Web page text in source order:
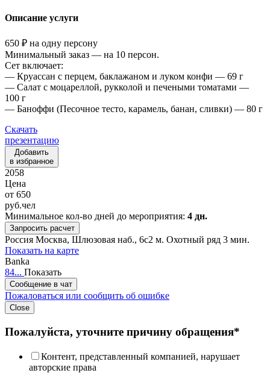
Описание услуги
650 ₽ на одну персону
Минимальный заказ — на 10 персон.
Сет включает:
— Круассан с перцем, баклажаном и луком конфи — 69 г
— Салат с моцареллой, рукколой и печеными томатами —
100 г
— Баноффи (Песочное тесто, карамель, банан, сливки) — 80 г
Скачать
презентацию
Добавить
в избранное
2058
Цена
от 650
руб.чел
Минимальное кол-во дней до мероприятия: 4 дн.
Запросить расчет
Россия Москва, Шлюзовая наб., 6c2 м. Охотный ряд 3 мин.
Показать на карте
Banka
84... Показать
Сообщение в чат
Пожаловаться или сообщить об ошибке
Close
Пожалуйста, уточните причину обращения*
Контент, представленный компанией, нарушает
авторские права